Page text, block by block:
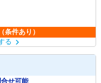
件あり）
る
せ可能